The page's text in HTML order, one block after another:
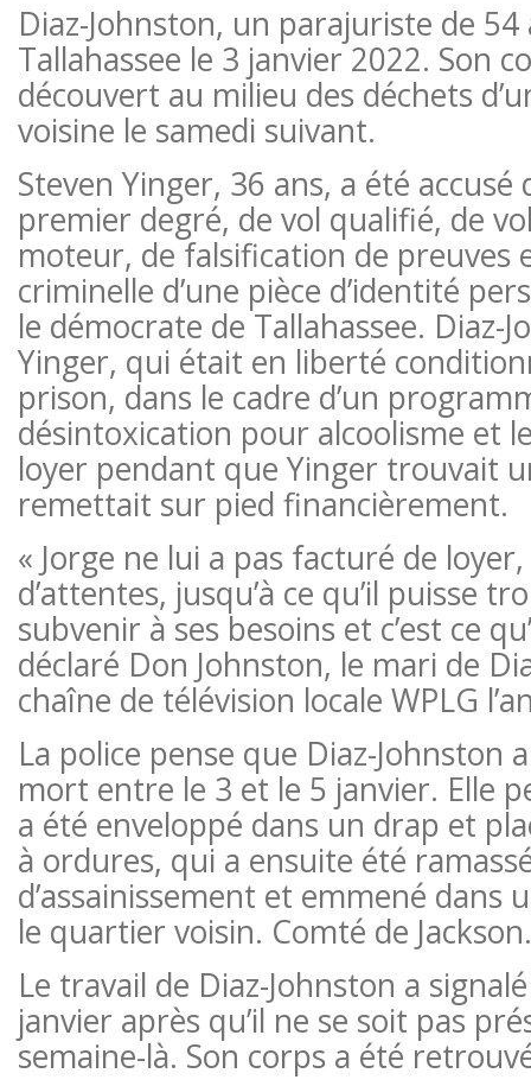
Diaz-Johnston, un parajuriste de
Tallahassee le 3 janvier 2022. Son
découvert au milieu des déchets
voisine le samedi suivant.
Steven Yinger, 36 ans, a été
premier degré, de vol qualifié, de
moteur, de falsification de preuves
criminelle d’une pièce d’identité
le démocrate de Tallahassee. Diaz-
Yinger, qui était en liberté
prison, dans le cadre d’un
désintoxication pour alcoolisme et
loyer pendant que Yinger trouvait
remettait sur pied financièrement.
« Jorge ne lui a pas facturé de loyer,
d’attentes, jusqu’à ce qu’il puisse
subvenir à ses besoins et c’est ce
déclaré Don Johnston, le mari de
chaîne de télévision locale WPLG
La police pense que Diaz-Johnston
mort entre le 3 et le 5 janvier. Elle
a été enveloppé dans un drap et
à ordures, qui a ensuite été
d’assainissement et emmené dans
le quartier voisin. Comté de Jackson.
Le travail de Diaz-Johnston a
janvier après qu’il ne se soit pas
semaine-là. Son corps a été